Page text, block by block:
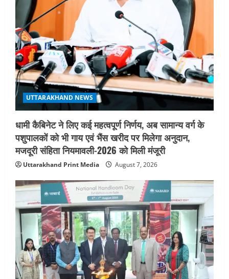
UTTARAKHAND NEWS
धामी कैबिनेट ने लिए कई महत्वपूर्ण निर्णय, अब सामान्य वर्ग के
पशुपालकों को भी गाय एवं भैंस खरीद पर मिलेगा अनुदान,
मजदूरी संहिता नियमावली-2026 को मिली मंजूरी
Uttarakhand Print Media August 7, 2026